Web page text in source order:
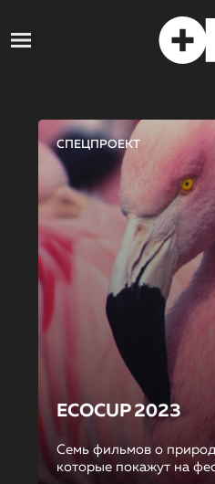
СПЕЦПРОЕКТ
ECOCUP 2023
Семь фильмов о
которые покажут на